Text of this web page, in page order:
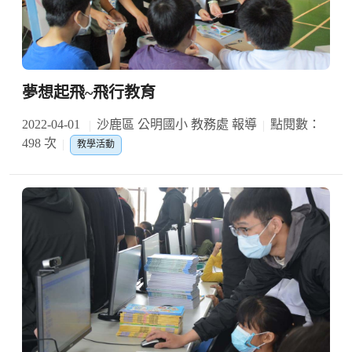
夢想起飛~飛行教育
2022-04-01 沙鹿區 公明國小 教務處 報導
點閱數：
498 次
教學活動